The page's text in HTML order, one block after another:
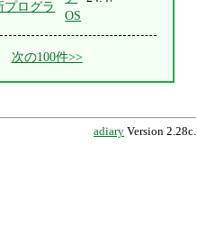
プログラ
OS
次の100件>>
adiary Version 2.28c.